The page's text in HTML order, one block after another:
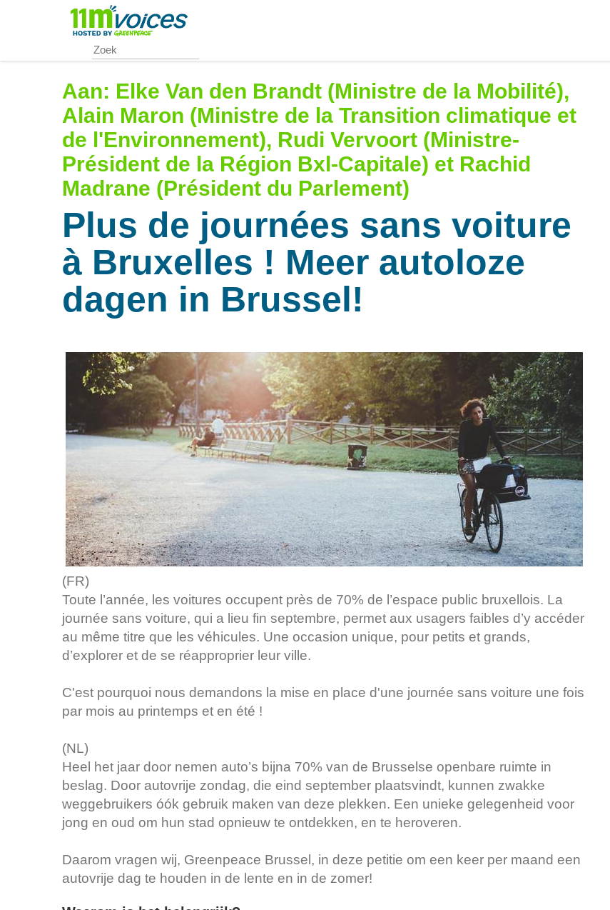
content
Aan: Elke Van den Brandt (Ministre de la Mobilité),
Alain Maron (Ministre de la Transition climatique et
de l'Environnement), Rudi Vervoort (Ministre-
Président de la Région Bxl-Capitale) et Rachid
Madrane (Président du Parlement)
Plus de journées sans voiture
à Bruxelles ! Meer autoloze
dagen in Brussel!
(FR)
Toute l’année, les voitures occupent près de 70% de l’espace public bruxellois. La
journée sans voiture, qui a lieu fin septembre, permet aux usagers faibles d’y accéder
au même titre que les véhicules. Une occasion unique, pour petits et grands,
d’explorer et de se réapproprier leur ville.
C'est pourquoi nous demandons la mise en place d'une journée sans voiture une fois
par mois au printemps et en été !
(NL)
Heel het jaar door nemen auto’s bijna 70% van de Brusselse openbare ruimte in
beslag. Door autovrije zondag, die eind september plaatsvindt, kunnen zwakke
weggebruikers óók gebruik maken van deze plekken. Een unieke gelegenheid voor
jong en oud om hun stad opnieuw te ontdekken, en te heroveren.
Daarom vragen wij, Greenpeace Brussel, in deze petitie om een keer per maand een
autovrije dag te houden in de lente en in de zomer!